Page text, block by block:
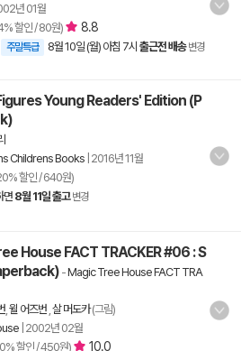
년 01월
할인 / 80원) 8.8
주말특급 8월 10일 (월) 아침 7시 출근전 배송 변경
Young Readers' Edition (P
Childrens Books 2016년 11월
할인 / 640원)
면8월 11일 출고 변경
House FACT TRACKER #06 : S
-Magic Tree House FACT TRA
윌 어즈번 살 머도카(그림)
2002년 02월
할인 / 450원) 10.0